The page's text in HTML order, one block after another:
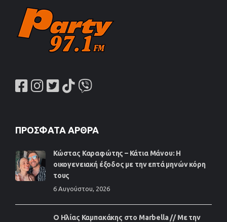
ΠΡΌΣΦΑΤΑ ΆΡΘΡΑ
Κώστας Καραφώτης – Κάτια Μάνου: Η
οικογενειακή έξοδος με την επτά μηνών κόρη
τους
6 Αυγούστου, 2026
Ο Ηλίας Καμπακάκης στο Marbella // Με την